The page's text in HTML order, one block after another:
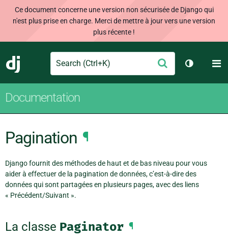
Ce document concerne une version non sécurisée de Django qui
n'est plus prise en charge. Merci de mettre à jour vers une version
plus récente !
Django
Search Envoyer
Changer
Documentation
Pagination ¶
Django fournit des méthodes de haut et de bas niveau pour vous
aider à effectuer de la pagination de données, c’est-à-dire des
données qui sont partagées en plusieurs pages, avec des liens
« Précédent/Suivant ».
La classe Paginator ¶